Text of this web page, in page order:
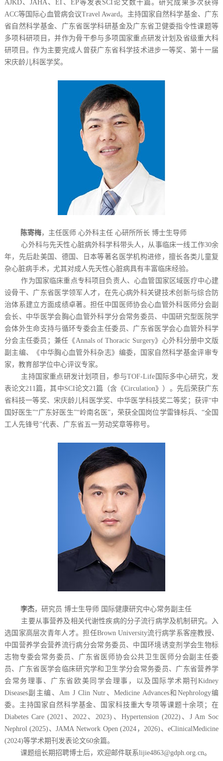
AJKD、JAHA、EI、EP等发表SCI论文数十篇。研究成果多次获得
ACC等国际心血管病会议Travel Award。主持国家自然科学基金、广东
省自然科学基金、广东省医学科研基金及广东省卫健委指令性课题等
多项科研项目，并作为骨干参与多项国家重点研发计划及省级重大科
研项目。作为主要完成人曾获广东省科学技术进步一等奖、第十一届
宋庆龄儿科医学奖。
陈寄梅，主任医师 心外科主任 心研所所长 博士生导师
心外科与先天性心脏病外科学科带头人，从事临床一线工作30余
年，先后赴美国、德国、日本等著名医学机构进修，擅长各类儿童复
杂心脏病手术，尤其对成人先天性心脏病具有丰富临床经验。
作为国家临床重点专科项目负责人、心血管国家区域医疗中心建
设骨干、广东省医学领军人才，在先心病外科关键技术创新与综合防
治体系建立方面成绩卓著。担任中国医师协会心血管外科医师分会副
会长、中华医学会胸心血管外科学分会常务委员、中国研究型医院学
会体外生命支持与循环专委会主任委员、广东省医学会心血管外科学
分会主任委员；兼任《Annals of Thoracic Surgery》心外科分册中文版
副主编、《中华胸心血管外科杂志》编委，国家自然科学基金评审专
家，教育部学位中心评议专家。
主持国家重点研发计划项目，参与TOF-Life国际多中心研究，发
表论文211篇，其中SCI论文21篇（含《Circulation》）。先后荣获广东
省科技一等奖、宋庆龄儿科医学奖、中华医学科技奖二等奖；获评“中
国好医生”“广东好医生”“岭南名医”，荣获全国岗位学雷锋标兵、“全国
工人先锋号”代表、广东省五一劳动奖章等称号。
李杰，研究员 博士生导师 国际健康研究中心常务副主任
主要从事营养及相关代谢性疾病的分子流行病学及机制研究。入
选国家高层次青年人才。担任Brown University流行病学系客座教授、
中国营养学会营养流行病分会常务委员、中国环境诱变剂学会生物标
志物专委会常务委员、广东省医师协会公共卫生医师分会副主任委
员、广东省医学会临床研究学和卫生学分会常务委员、广东省营养学
会常务理事、广东省欧美同学会理事，以及国际学术期刊Kidney
Diseases副主编、Am J Clin Nutr、Medicine Advances和Nephrology编
委。主持国家自然科学基金、国家科技重大专项等课题十余项；在
Diabetes Care (2021、2022、2023)、Hypertension (2022)、J Am Soc
Nephrol (2025)、JAMA Network Open (2024，2026)、eClinicalMedicine
(2024)等学术期刊发表论文60余篇。
课题组长期招聘博士后，欢迎邮件联系lijie4863@gdph.org.cn。